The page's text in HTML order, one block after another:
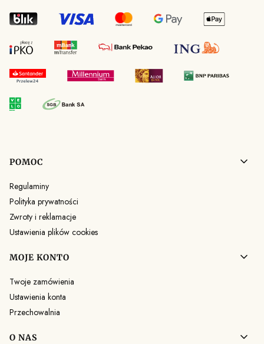
Linki w stopce
POMOC
Regulaminy
Polityka prywatności
Zwroty i reklamacje
Ustawienia plików cookies
MOJE KONTO
Twoje zamówienia
Ustawienia konta
Przechowalnia
O NAS